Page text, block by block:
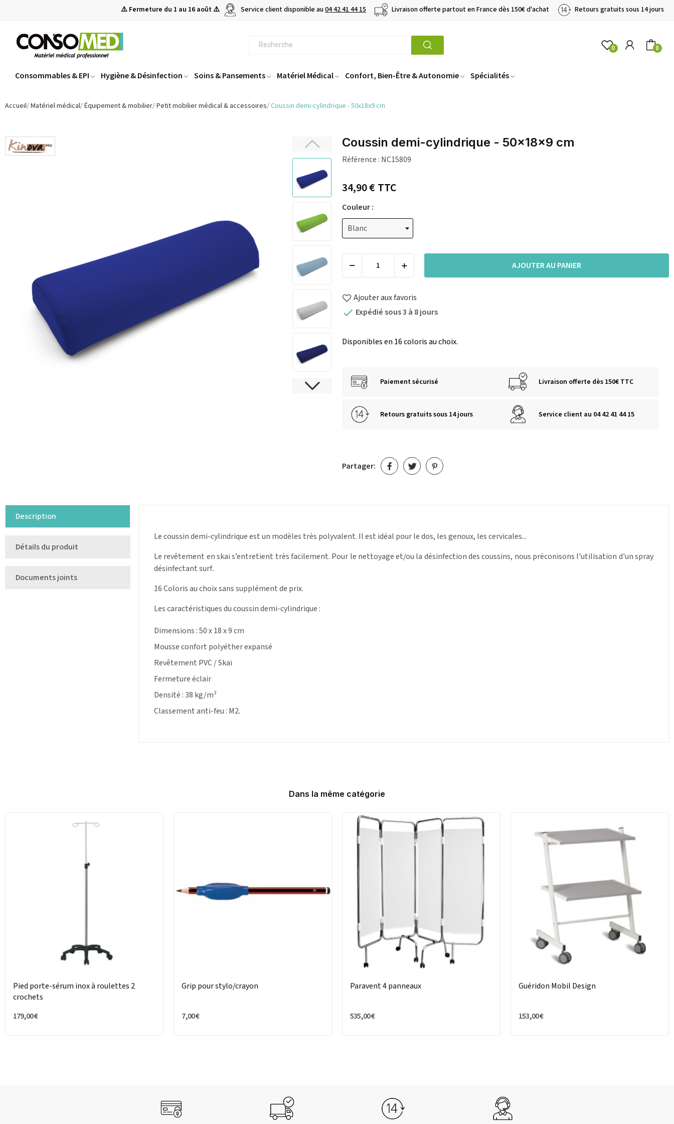
⚠️ Fermeture du 1 au 16 août ⚠️ Service client disponible au04 42 41 44 15 Livraison offerte partout en France dès 150€ d'achat Retours gratuits sous 14 jours
0 0
Consommables & EPI Hygiène & Désinfection Soins & Pansements Matériel Médical Confort, Bien-Être & Autonomie Spécialités
Accueil Matériel médical Équipement & mobilier Petit mobilier médical & accessoires Coussin demi-cylindrique - 50x18x9 cm
Coussin demi-cylindrique - 50x18x9 cm
Référence : NC15809
34,90 €TTC
Couleur :
AJOUTER AU PANIER
Ajouter aux favoris
 Expédié sous 3 à 8 jours
Disponibles en 16 coloris au choix.
Paiement sécurisé Livraison offerte dès 150€ TTC
Retours gratuits sous 14 jours Service client au 04 42 41 44 15
Partager:
Description
Détails du produit
Documents joints
Le coussin demi-cylindrique est un modèles très polyvalent. Il est idéal pour le dos, les genoux, les cervicales...
Le revêtement en skaï s’entretient très facilement. Pour le nettoyage et/ou la désinfection des coussins, nous préconisons l'utilisation d'un spray
désinfectant surf.
16 Coloris au choix sans supplément de prix.
Les caractéristiques du coussin demi-cylindrique :
Dimensions : 50 x 18 x 9 cm
Mousse confort polyéther expansé
Revêtement PVC / Skaï
Fermeture éclair
Densité : 38 kg/m³
Classement anti-feu : M2.
Dans la même catégorie
Pied porte-sérum inox à roulettes 2
crochets
179,00 €
Grip pour stylo/crayon
7,00 €
Paravent 4 panneaux
535,00 €
Guéridon Mobil Design
153,00 €